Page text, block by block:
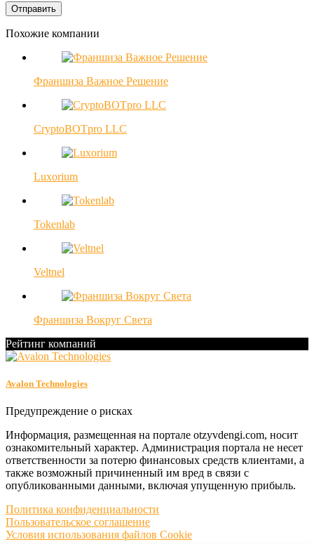
Похожие компании
Франшиза Важное Решение
CryptoBOTpro LLC
Luxorium
Tokenlab
Veltnel
Франшиза Вокруг Света
Рейтинг компаний
Avalon Technologies
Предупреждение о рисках
Информация, размещенная на портале otzyvdengi.com, носит
ознакомительный характер. Администрация портала не несет
ответственности за потерю финансовых средств клиентами, а
также возможный причиненный им вред в связи с
опубликованными данными, включая упущенную прибыль.
Политика конфиденциальности
Пользовательское соглашение
Условия использования файлов Cookie